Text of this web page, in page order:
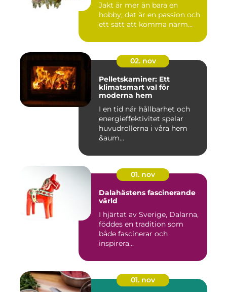
Jakt är mer än bara en
hobby; det är en passion och
ett sätt att komma närm...
02. nov
Pelletskaminer: Ett
klimatsmart val för
moderna hem
I en tid när hållbarhet och
energieffektivitet spelar
huvudrollerna i våra hem
&aum...
01. nov
Dalahästens fascinerande
värld
I hjärtat av Sverige, Dalarna,
föddes en tradition som
både fascinerar och
inspirera...
01. nov